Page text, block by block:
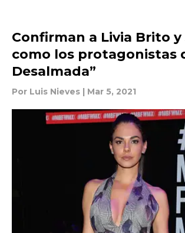
Confirman a Livia Brito y
como los protagonistas
Desalmada”
Por Luis Nieves | Mar 5, 2021